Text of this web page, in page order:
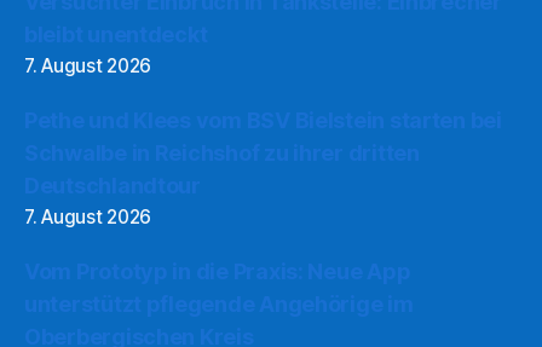
7. August 2026
7. August 2026